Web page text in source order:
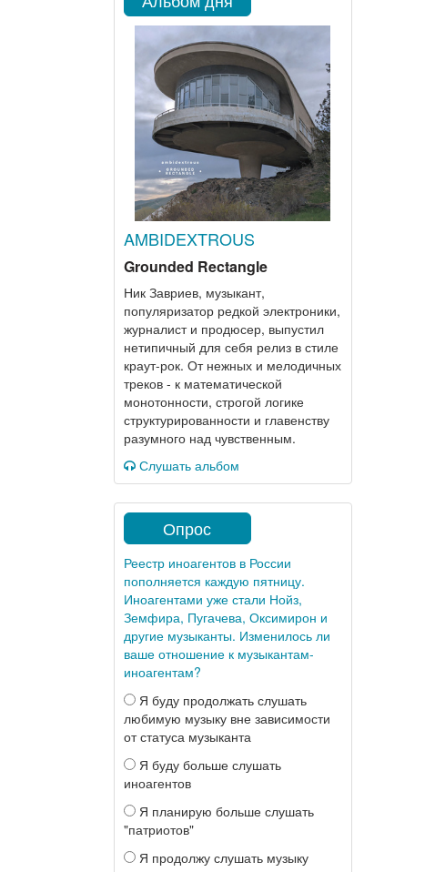
AMBIDEXTROUS
Grounded Rectangle
Ник Завриев, музыкант,
популяризатор редкой электроники,
журналист и продюсер, выпустил
нетипичный для себя релиз в стиле
краут-рок. От нежных и мелодичных
треков - к математической
монотонности, строгой логике
структурированности и главенству
разумного над чувственным.
Слушать альбом
Опрос
Реестр иноагентов в России
пополняется каждую пятницу.
Иноагентами уже стали Нойз,
Земфира, Пугачева, Оксимирон и
другие музыканты. Изменилось ли
ваше отношение к музыкантам-
иноагентам?
Я буду продолжать слушать
любимую музыку вне зависимости
от статуса музыканта
Я буду больше слушать
иноагентов
Я планирую больше слушать
"патриотов"
Я продолжу слушать музыку